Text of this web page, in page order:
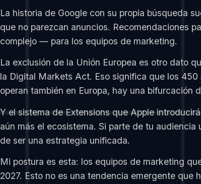
La historia de Google con su propia búsqueda
que no parezcan anuncios. Recomendaciones
complejo — para los equipos de marketing.
La exclusión de la Unión Europea es otro dato
la Digital Markets Act. Eso significa que los
operan también en Europa, hay una bifurcación
Y el sistema de Extensions que Apple
aún más el ecosistema. Si parte de tu
de ser una estrategia unificada.
Mi postura es esta: los equipos de marketing
2027. Esto no es una tendencia emergente que